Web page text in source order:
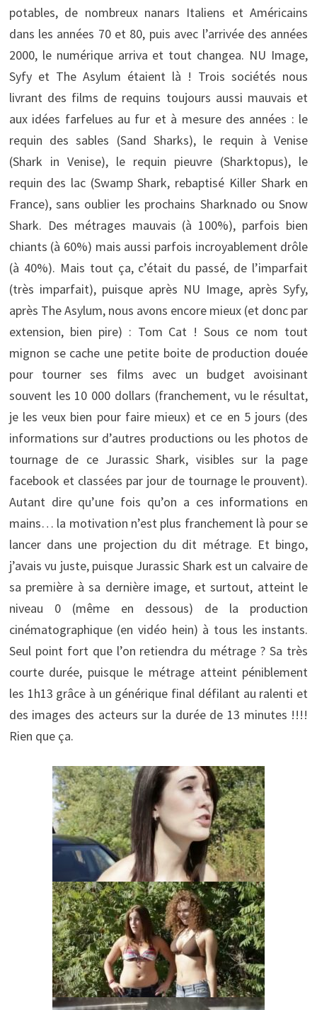
potables, de nombreux nanars Italiens et Américains
dans les années 70 et 80, puis avec l’arrivée des années
2000, le numérique arriva et tout changea. NU Image,
Syfy et The Asylum étaient là ! Trois sociétés nous
livrant des films de requins toujours aussi mauvais et
aux idées farfelues au fur et à mesure des années : le
requin des sables (Sand Sharks), le requin à Venise
(Shark in Venise), le requin pieuvre (Sharktopus), le
requin des lac (Swamp Shark, rebaptisé Killer Shark en
France), sans oublier les prochains Sharknado ou Snow
Shark. Des métrages mauvais (à 100%), parfois bien
chiants (à 60%) mais aussi parfois incroyablement drôle
(à 40%). Mais tout ça, c’était du passé, de l’imparfait
(très imparfait), puisque après NU Image, après Syfy,
après The Asylum, nous avons encore mieux (et donc par
extension, bien pire) : Tom Cat ! Sous ce nom tout
mignon se cache une petite boite de production douée
pour tourner ses films avec un budget avoisinant
souvent les 10 000 dollars (franchement, vu le résultat,
je les veux bien pour faire mieux) et ce en 5 jours (des
informations sur d’autres productions ou les photos de
tournage de ce Jurassic Shark, visibles sur la page
facebook et classées par jour de tournage le prouvent).
Autant dire qu’une fois qu’on a ces informations en
mains… la motivation n’est plus franchement là pour se
lancer dans une projection du dit métrage. Et bingo,
j’avais vu juste, puisque Jurassic Shark est un calvaire de
sa première à sa dernière image, et surtout, atteint le
niveau 0 (même en dessous) de la production
cinématographique (en vidéo hein) à tous les instants.
Seul point fort que l’on retiendra du métrage ? Sa très
courte durée, puisque le métrage atteint péniblement
les 1h13 grâce à un générique final défilant au ralenti et
des images des acteurs sur la durée de 13 minutes !!!!
Rien que ça.